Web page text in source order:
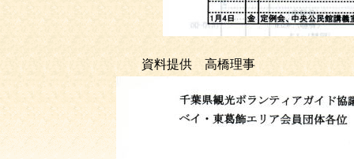
資料提供 高橋理事